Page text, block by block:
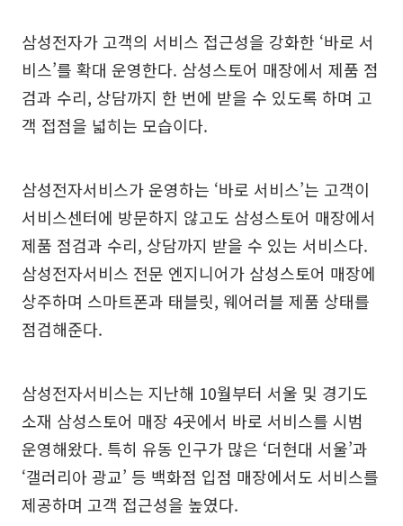
삼성전자가 고객의 서비스 접근성을 강화한 ‘바로 서
비스’를 확대 운영한다. 삼성스토어 매장에서 제품 점
검과 수리, 상담까지 한 번에 받을 수 있도록 하며 고
객 접점을 넓히는 모습이다.
삼성전자서비스가 운영하는 ‘바로 서비스’는 고객이
서비스센터에 방문하지 않고도 삼성스토어 매장에서
제품 점검과 수리, 상담까지 받을 수 있는 서비스다.
삼성전자서비스 전문 엔지니어가 삼성스토어 매장에
상주하며 스마트폰과 태블릿, 웨어러블 제품 상태를
점검해준다.
삼성전자서비스는 지난해 10월부터 서울 및 경기도
소재 삼성스토어 매장 4곳에서 바로 서비스를 시범
운영해왔다. 특히 유동 인구가 많은 ‘더현대 서울’과
‘갤러리아 광교’ 등 백화점 입점 매장에서도 서비스를
제공하며 고객 접근성을 높였다.